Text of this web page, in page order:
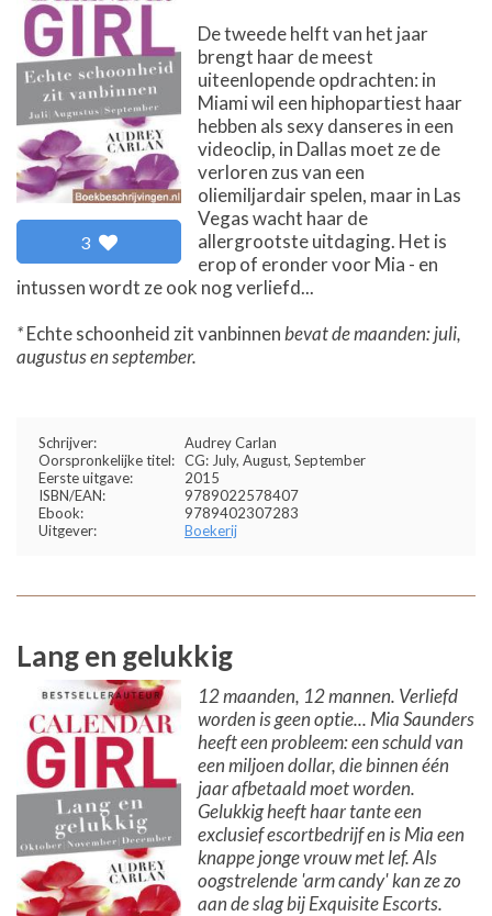
3
De tweede helft van het jaar
brengt haar de meest
uiteenlopende opdrachten: in
Miami wil een hiphopartiest haar
hebben als sexy danseres in een
videoclip, in Dallas moet ze de
verloren zus van een
oliemiljardair spelen, maar in Las
Vegas wacht haar de
allergrootste uitdaging. Het is
erop of eronder voor Mia - en
intussen wordt ze ook nog verliefd...
*Echte schoonheid zit vanbinnenbevat de maanden: juli,
augustus en september.
Schrijver:
Audrey Carlan
Oorspronkelijke titel: CG: July, August, September
Eerste uitgave:
2015
ISBN/EAN:
9789022578407
Ebook:
9789402307283
Uitgever:
Boekerij
Lang en gelukkig
12 maanden, 12 mannen. Verliefd
worden is geen optie... Mia Saunders
heeft een probleem: een schuld van
een miljoen dollar, die binnen één
jaar afbetaald moet worden.
Gelukkig heeft haar tante een
exclusief escortbedrijf en is Mia een
knappe jonge vrouw met lef. Als
oogstrelende 'arm candy' kan ze zo
aan de slag bij Exquisite Escorts.